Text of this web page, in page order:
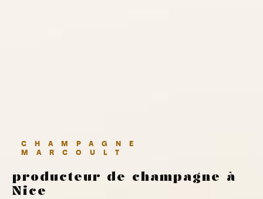
CHAMPAGNE
MARCOULT
producteur de champagne à
Nice